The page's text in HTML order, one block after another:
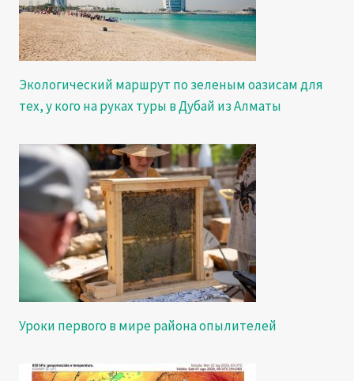
Экологический маршрут по зеленым оазисам для
тех, у кого на руках туры в Дубай из Алматы
Уроки первого в мире района опылителей